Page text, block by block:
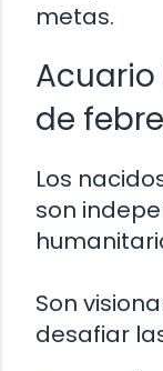
metas.
Acuario
de
Los
son
Son
desafiar